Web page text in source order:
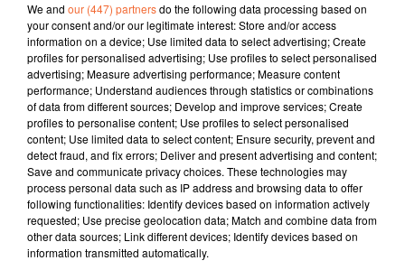
11 avril 2025 - 15 min 17 sec
JOURNAL DU VENDREDI 11 AVRIL (SOIR)
Fabien Gazeau
L'info près de chez vous
Présenté par Fabien Gazeau
- Après les faits divers, et les actualités politiques et
économiques, direction Alkéna à Bressuire, où les
travaux se poursuivent (photo)
- Les rencontres économiques du Mauléonnais font
étape demain au Temple
We and our (447) partnersdo the following data processing based on
your consent and/or our legitimate interest: Store and/or access
information on a device; Use limited data to select advertising; Create
profiles for personalised advertising; Use profiles to select personalised
advertising; Measure advertising performance; Measure content
performance; Understand audiences through statistics or combinations
of data from different sources; Develop and improve services; Create
profiles to personalise content; Use profiles to select personalised
content; Use limited data to select content; Ensure security, prevent and
detect fraud, and fix errors; Deliver and present advertising and content;
Save and communicate privacy choices. These technologies may
process personal data such as IP address and browsing data to offer
following functionalities: Identify devices based on information actively
requested; Use precise geolocation data; Match and combine data from
other data sources; Link different devices; Identify devices based on
information transmitted automatically.